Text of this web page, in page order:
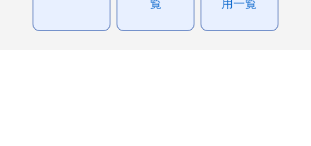
覧
用一覧